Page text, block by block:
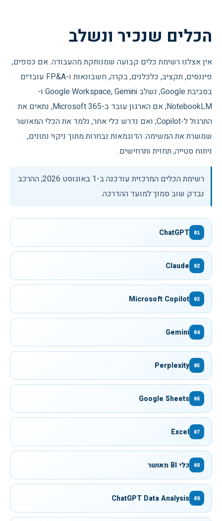
הכלים שנכיר ונשלב
אין אצלנו רשימת כלים קבועה שמנותקת מהעבודה. אם כספים,
פיננסים, תקציב, כלכלנים, בקרה, חשבונאות ו-FP&A עובדים
בסביבת Google, נשלב Google Workspace, Gemini ו-
NotebookLM; אם הארגון עובד ב-Microsoft 365, נתאים את
התרגול ל-Copilot; ואם נדרש כלי אחר, נלמד את הכלי המאושר
שמשרת את המשימה. הדוגמאות נבחרות מתוך ניקוי נתונים,
ניתוח סטייה, תחזית ותרחישים.
רשימת הכלים המרכזית עודכנה ב-1 באוגוסט 2026
; ההרכב
נבדק שוב סמוך למועד ההדרכה.
01
ChatGPT
02
Claude
03
Microsoft Copilot
04
Gemini
05
Perplexity
06
Google Sheets
07
Excel
08 כלי BI מאושר
09
ChatGPT Data Analysis